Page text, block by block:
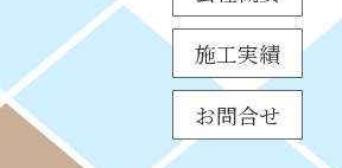
施工実績
お問合せ